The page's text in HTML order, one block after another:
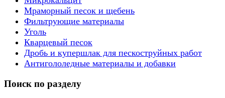
Мраморный песок и щебень
Фильтрующие материалы
Уголь
Кварцевый песок
Дробь и купершлак для пескоструйных работ
Антигололедные материалы и добавки
Поиск по разделу